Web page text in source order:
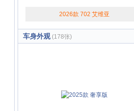
2026款 702 艾维亚
车身外观(178张)